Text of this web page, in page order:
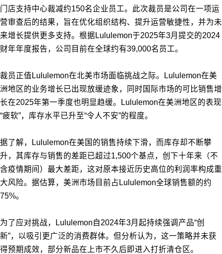
门店支持中心裁减约150名企业员工。此次裁员是公司在一项运
营审查后的结果，旨在优化组织结构、提升运营敏捷性，并为未
来增长提供更多支持。根据Lululemon于2025年3月提交的2024
财年年度报告，公司目前在全球约有39,000名员工。
裁员正值Lululemon在北美市场面临挑战之际。Lululemon在美
洲地区的业务增长已出现放缓迹象，同时国际市场的可比销售增
长在2025年第一季度也明显趋缓。Lululemon在美洲地区的表现
“疲软”，库存水平已升至“令人不安”的程度。
据了解，Lululemon在美国的销售持续下滑，而库存却不断攀
升，其库存与销售的差距已超过1,500个基点，创下十年来（不
含疫情期间）最大差距，这对原本接近历史高位的利润率构成重
大风险。据估算，美洲市场目前占Lululemon全球销售额的约
75%。
为了应对挑战，Lululemon自2024年3月起持续强调产品“创
新”，以吸引更广泛的消费群体。但分析认为，这一策略并未获
得预期成效，部分新品在上市不久后即进入打折清仓区。